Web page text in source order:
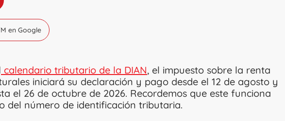
Telegram
en Google
calendario tributario de la DIAN, el impuesto sobre la renta
iniciará su declaración y pago desde el 12 de agosto y
el 26 de octubre de 2026. Recordemos que este funciona
del número de identificación tributaria.